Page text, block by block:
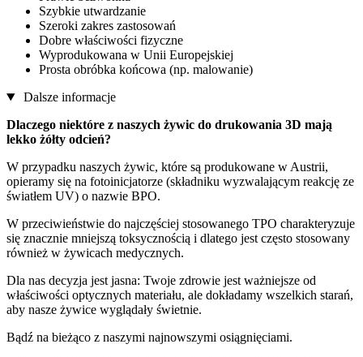
Szybkie utwardzanie
Szeroki zakres zastosowań
Dobre właściwości fizyczne
Wyprodukowana w Unii Europejskiej
Prosta obróbka końcowa (np. malowanie)
Dalsze informacje
Dlaczego niektóre z naszych żywic do drukowania 3D mają
lekko żółty odcień?
W przypadku naszych żywic, które są produkowane w Austrii,
opieramy się na fotoinicjatorze (składniku wyzwalającym reakcję ze
światłem UV) o nazwie BPO.
W przeciwieństwie do najczęściej stosowanego TPO charakteryzuje
się znacznie mniejszą toksycznością i dlatego jest często stosowany
również w żywicach medycznych.
Dla nas decyzja jest jasna: Twoje zdrowie jest ważniejsze od
właściwości optycznych materiału, ale dokładamy wszelkich starań,
aby nasze żywice wyglądały świetnie.
Bądź na bieżąco z naszymi najnowszymi osiągnięciami.